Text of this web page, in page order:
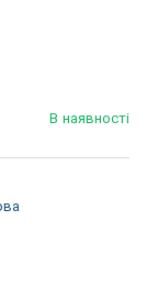
В наявності